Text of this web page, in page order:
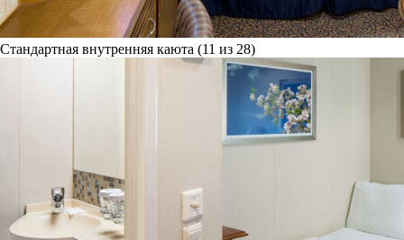
Стандартная внутренняя каюта (11 из 28)